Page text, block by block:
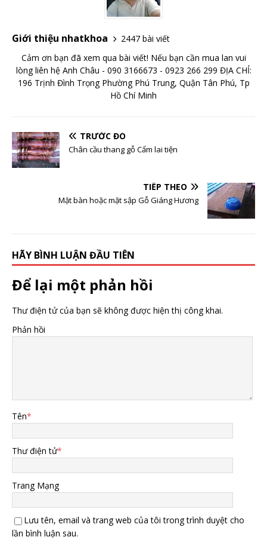
Giới thiệu nhatkhoa
2447 bài viết
Cảm ơn bạn đã xem qua bài viết! Nếu bạn cần mua lan vui
lòng liên hệ Anh Châu - 090 3166673 - 0923 266 299 ĐỊA CHỈ:
196 Trịnh Đình Trọng Phường Phú Trung, Quận Tân Phú, Tp
Hồ Chí Minh
TRƯỚC ĐÓ
Chân cầu thang gỗ Cẩm lai tiện
TIẾP THEO
Mặt bàn hoặc mặt sập Gỗ Giáng Hương
HÃY BÌNH LUẬN ĐẦU TIÊN
Để lại một phản hồi
Thư điện tử của bạn sẽ không được hiện thị công khai.
Phản hồi
Tên*
Thư điện tử*
Trang Mạng
Lưu tên, email và trang web của tôi trong trình duyệt cho
lần bình luận sau.